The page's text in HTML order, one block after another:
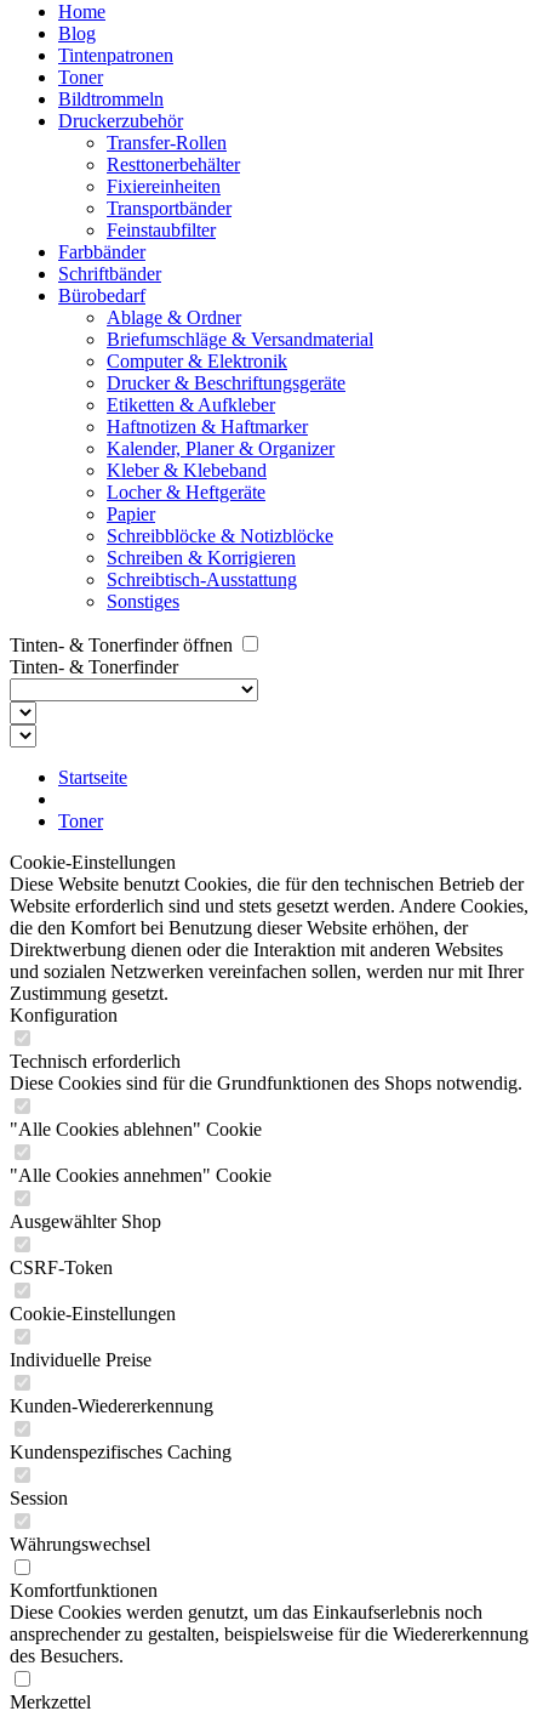
Home
Blog
Tintenpatronen
Toner
Bildtrommeln
Druckerzubehör
Transfer-Rollen
Resttonerbehälter
Fixiereinheiten
Transportbänder
Feinstaubfilter
Farbbänder
Schriftbänder
Bürobedarf
Ablage & Ordner
Briefumschläge & Versandmaterial
Computer & Elektronik
Drucker & Beschriftungsgeräte
Etiketten & Aufkleber
Haftnotizen & Haftmarker
Kalender, Planer & Organizer
Kleber & Klebeband
Locher & Heftgeräte
Papier
Schreibblöcke & Notizblöcke
Schreiben & Korrigieren
Schreibtisch-Ausstattung
Sonstiges
Tinten- & Tonerfinder öffnen
Tinten- & Tonerfinder
Startseite
Toner
Cookie-Einstellungen
Diese Website benutzt Cookies, die für den technischen Betrieb der
Website erforderlich sind und stets gesetzt werden. Andere Cookies,
die den Komfort bei Benutzung dieser Website erhöhen, der
Direktwerbung dienen oder die Interaktion mit anderen Websites
und sozialen Netzwerken vereinfachen sollen, werden nur mit Ihrer
Zustimmung gesetzt.
Konfiguration
Technisch erforderlich
Diese Cookies sind für die Grundfunktionen des Shops notwendig.
"Alle Cookies ablehnen" Cookie
"Alle Cookies annehmen" Cookie
Ausgewählter Shop
CSRF-Token
Cookie-Einstellungen
Individuelle Preise
Kunden-Wiedererkennung
Kundenspezifisches Caching
Session
Währungswechsel
Komfortfunktionen
Diese Cookies werden genutzt, um das Einkaufserlebnis noch
ansprechender zu gestalten, beispielsweise für die Wiedererkennung
des Besuchers.
Merkzettel